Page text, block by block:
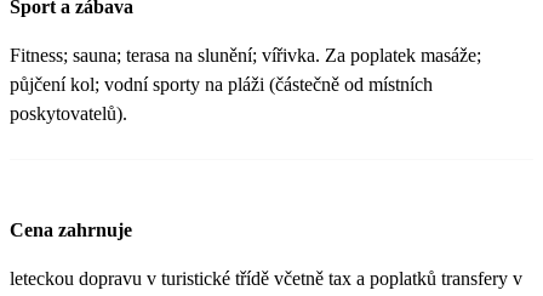
Sport a zábava
Fitness; sauna; terasa na slunění; vířivka. Za poplatek masáže;
půjčení kol; vodní sporty na pláži (částečně od místních
poskytovatelů).
Cena zahrnuje
leteckou dopravu v turistické třídě včetně tax a poplatků transfery v